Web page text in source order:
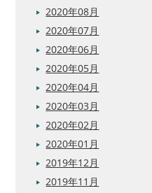
2020年08月
2020年07月
2020年06月
2020年05月
2020年04月
2020年03月
2020年02月
2020年01月
2019年12月
2019年11月